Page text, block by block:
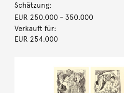
Schätzung:
EUR 250.000- 350.000
Verkauft für:
EUR 254.000